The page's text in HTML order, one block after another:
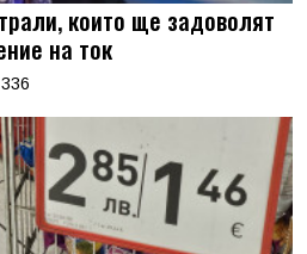
които ще задоволят
на ток
336